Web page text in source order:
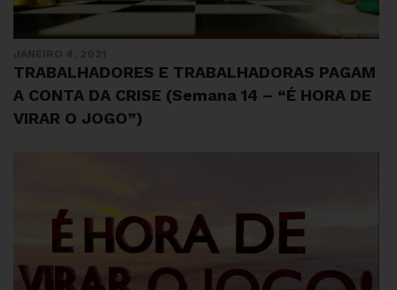
TRABALHADORES E TRABALHADORAS PAGAM
A CONTA DA CRISE (Semana 14 – “É HORA DE
VIRAR O JOGO”)